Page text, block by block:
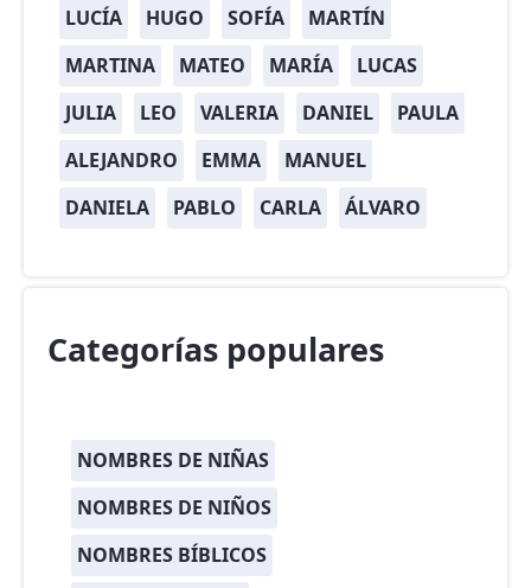
LUCÍA HUGO SOFÍA
MARTÍN
MARTINA
MATEO MARÍA
LUCAS
JULIA
LEO VALERIA DANIEL
PAULA
ALEJANDRO
EMMA
MANUEL
DANIELA
PABLO CARLA ÁLVARO
Categorías populares
NOMBRES DE NIÑAS
NOMBRES DE NIÑOS
NOMBRES BÍBLICOS